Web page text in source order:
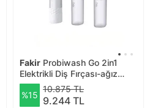
Fakir Probiwash Go 2in1
Elektrikli Diş Fırçası-ağız
Duşu/i̇kisi Bir Teknoloji
%15
10.875 TL
9.244 TL